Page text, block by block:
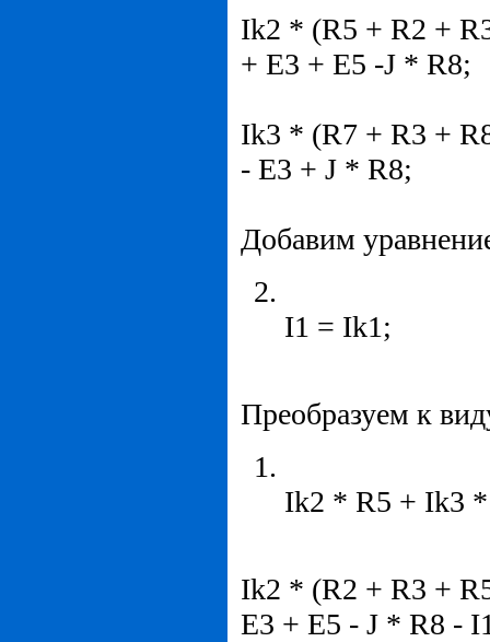
Ik2 * (R5 + R2 +
+ E3 + E5 -J * R8;
Ik3 * (R7 + R3 +
- E3 + J * R8;
Добавим
I1 = Ik1;
Преобразуем к
Ik2 * R5 + Ik3
Ik2 * (R2 + R3 +
E3 + E5 - J * R8 -